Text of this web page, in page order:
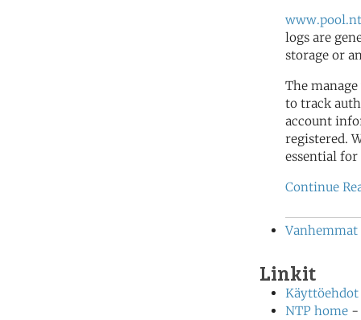
logs are
storage or
The
to track
account
registered.
essential
Continue
Vanhemmat
Linkit
Käyttöehdot
NTP home -